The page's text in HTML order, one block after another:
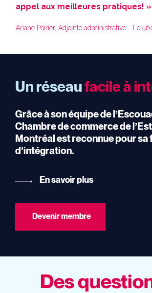
appel aux meilleures pratiques! »
Ariane Poirier, Adjointe administrative - Le
Un réseaufacile à
Grâce à son équipe de
Chambre de commerce de
Montréal est reconnue pour sa
d’intégration.
En savoir plus
Devenir membre
Des